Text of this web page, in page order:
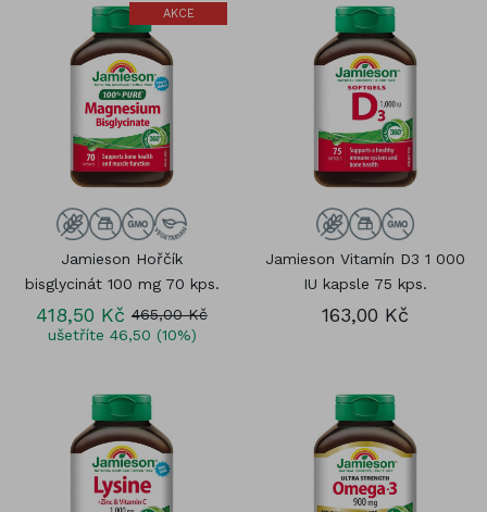
AKCE
Jamieson Hořčík
bisglycinát 100 mg 70 kps.
418,50 Kč 465,00 Kč
ušetříte 46,50 (10%)
Jamieson Vitamín D3 1 000
IU kapsle 75 kps.
163,00 Kč